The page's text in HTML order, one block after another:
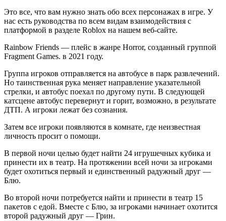
Это все, что вам нужно знать обо всех персонажах в игре. У
нас есть руководства по всем видам взаимодействия с
платформой в разделе Roblox на нашем веб-сайте.
Rainbow Friends — плейс в жанре Horror, созданный группой
Fragment Games. в 2021 году.
Группа игроков отправляется на автобусе в парк развлечений.
Но таинственная рука меняет направление указательной
стрелки, и автобус поехал по другому пути. В следующей
катсцене автобус перевернут и горит, возможно, в результате
ДТП. А игроки лежат без сознания.
Затем все игроки появляются в комнате, где неизвестная
личность просит о помощи.
В первой ночи целью будет найти 24 игрушечных кубика и
принести их в театр. На протяжении всей ночи за игроками
будет охотиться первый и единственный радужный друг —
Блю.
Во второй ночи потребуется найти и принести в театр 15
пакетов с едой. Вместе с Блю, за игроками начинает охотится
второй радужный друг — Грин.